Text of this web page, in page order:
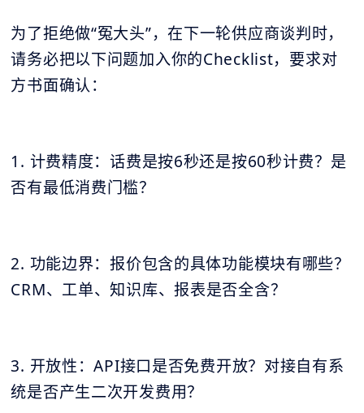
为了拒绝做“冤大头”，在下一轮供应商谈判时，
请务必把以下问题加入你的Checklist，要求对
方书面确认：
1. 计费精度：话费是按6秒还是按60秒计费？是
否有最低消费门槛？
2. 功能边界：报价包含的具体功能模块有哪些？
CRM、工单、知识库、报表是否全含？
3. 开放性：API接口是否免费开放？对接自有系
统是否产生二次开发费用？